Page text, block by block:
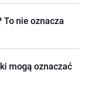
To nie oznacza
mogą oznaczać